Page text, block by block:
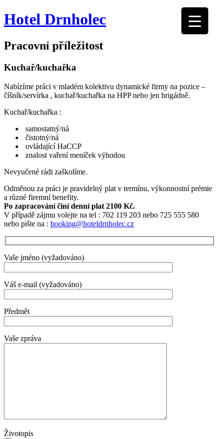
Hotel Drnholec
Pracovní příležitost
Kuchař/kuchařka
Nabízíme práci v mladém kolektivu dynamické firmy na pozice –
číšník/servírka , kuchař/kuchařka na HPP nebo jen brigádně.
Kuchař/kuchařka :
samostatný/ná
čistotný/ná
ovládající HaCCP
znalost vaření meníček výhodou
Nevyučené rádi zaškolíme.
Odměnou za práci je pravidelný plat v termínu, výkonnostní prémie
a různé firemní benefity.
Po zapracování činí denní plat 2100 Kč.
V případě zájmu volejte na tel : 702 119 203 nebo 725 555 580
nebo pište na : booking@hoteldrnholec.cz
Vaše jméno (vyžadováno)
Váš e-mail (vyžadováno)
Předmět
Vaše zpráva
Životopis